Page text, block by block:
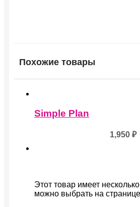
Похожие товары
Simple Plan
1,950 ₽
Этот товар имеет
можно выбрать на